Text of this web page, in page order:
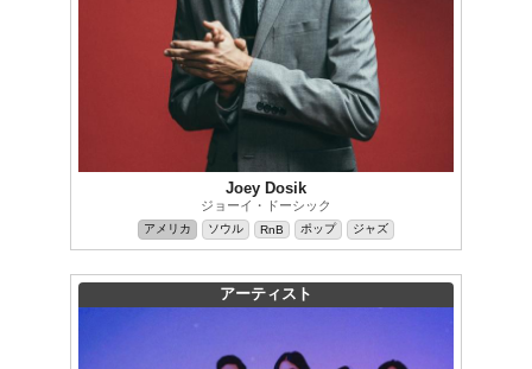
Joey Dosik
ジョーイ・ドーシック
アメリカ ソウル RnB ポップ ジャズ
アーティスト